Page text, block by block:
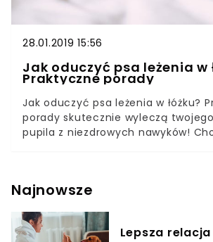
28.01.2019 15:56
Jak oduczyć psa leżenia w
Praktyczne porady
Jak oduczyć psa leżenia w łóżku?
porady skutecznie wyleczą
pupila z niezdrowych nawyków!
To właśnie z tych miejsc pochodzi
Zobaczmy, czy odwieczny spór na
sens! Uwielbiasz takie poranki,
Najnowsze
Lepsza